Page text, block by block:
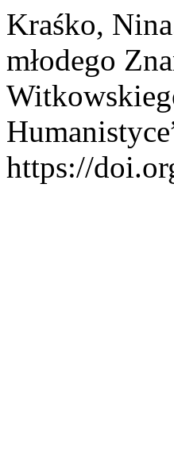
Kraśko,
młodego
https://